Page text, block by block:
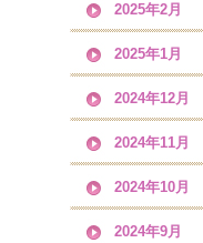
2025年2月
2025年1月
2024年12月
2024年11月
2024年10月
2024年9月